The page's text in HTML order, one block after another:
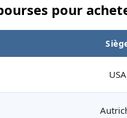
pour
USA